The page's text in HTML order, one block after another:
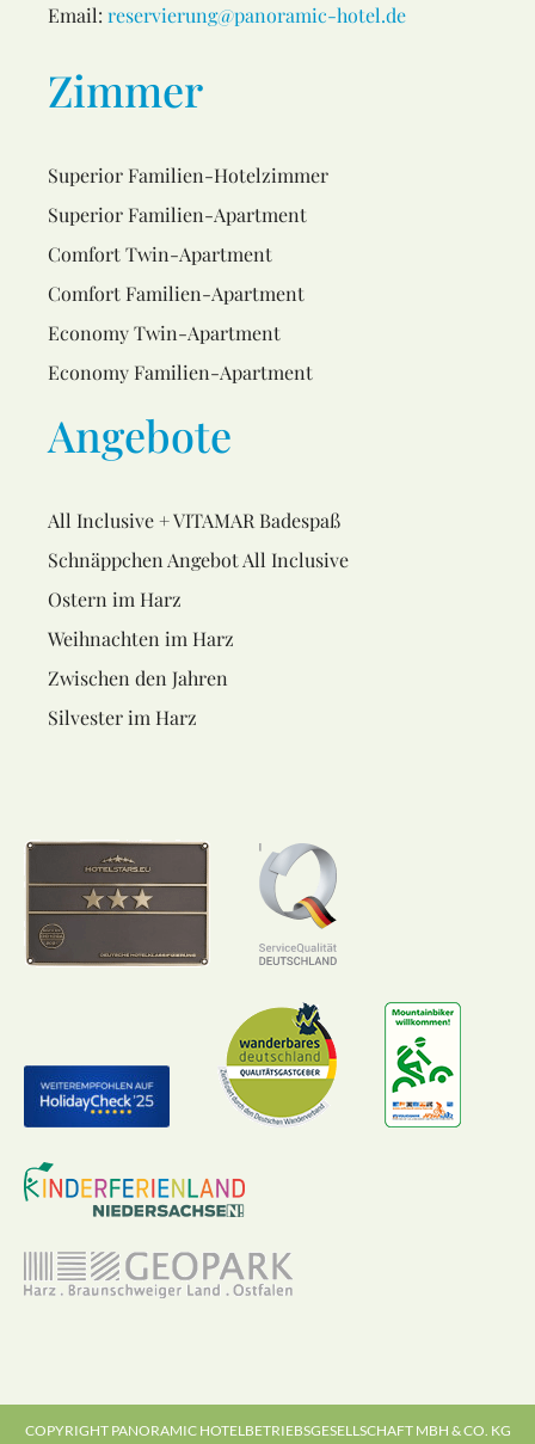
Email: reservierung@panoramic-hotel.de
Zimmer
Superior Familien-Hotelzimmer
Superior Familien-Apartment
Comfort Twin-Apartment
Comfort Familien-Apartment
Economy Twin-Apartment
Economy Familien-Apartment
Angebote
All Inclusive + VITAMAR Badespaß
Schnäppchen Angebot All Inclusive
Ostern im Harz
Weihnachten im Harz
Zwischen den Jahren
Silvester im Harz
COPYRIGHT PANORAMIC HOTELBETRIEBSGESELLSCHAFT MBH & CO. KG